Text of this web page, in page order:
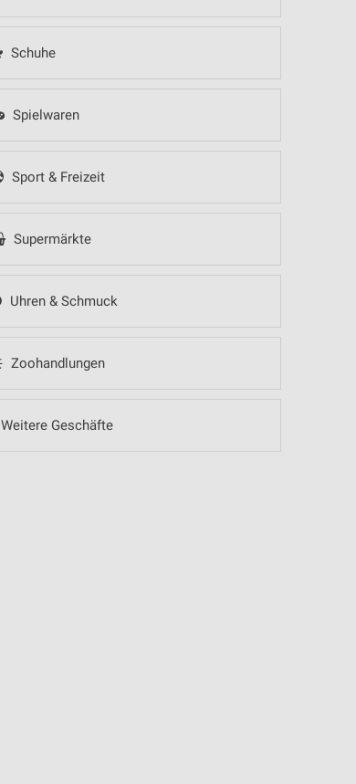
Schuhe
Spielwaren
Sport & Freizeit
Supermärkte
Uhren & Schmuck
Zoohandlungen
Weitere Geschäfte